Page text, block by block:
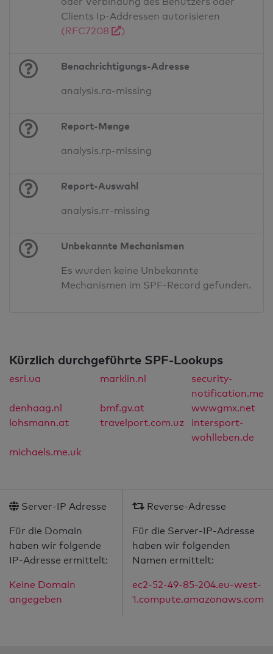
Clients Ip-Addressen autorisieren
(RFC7208
)
Benachrichtigungs-Adresse
analysis.ra-missing
Report-Menge
analysis.rp-missing
Report-Auswahl
analysis.rr-missing
Unbekannte Mechanismen
Es wurden keine Unbekannte
Mechanismen im SPF-Record gefunden.
Kürzlich durchgeführte SPF-Lookups
esri.ua marklin.nl
security-
notification.me
denhaag.nl
bmf.gv.at
wwwgmx.net
lohsmann.at
travelport.com.uz
intersport-
wohlleben.de
michaels.me.uk
Server-IP Adresse
Für die Domain
haben wir folgende
IP-Adresse ermittelt:
Keine Domain
angegeben
Reverse-Adresse
Für die Server-IP-Adresse
haben wir folgenden
Namen ermittelt:
ec2-52-49-85-204.eu-west-
1.compute.amazonaws.com